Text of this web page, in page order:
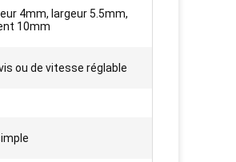
4mm, largeur 5.5mm,
10mm
ou de vitesse réglable